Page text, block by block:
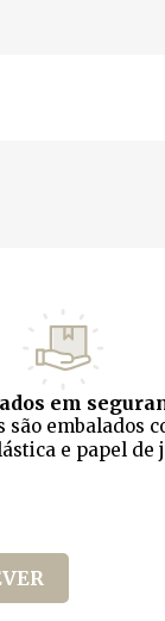
em
são embalados
e papel de